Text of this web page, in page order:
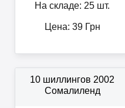
На складе: 25 шт.
Цена: 39Грн
10 шиллингов 2002
Сомалиленд